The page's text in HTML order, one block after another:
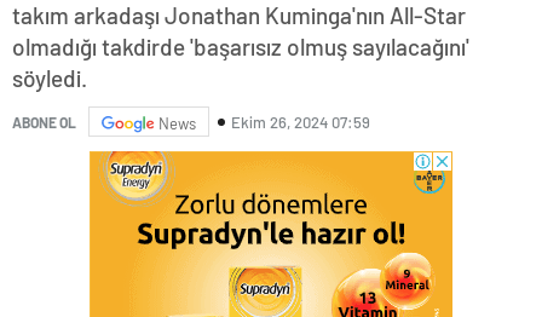
takım arkadaşı Jonathan Kuminga'nın All-Star
olmadığı takdirde 'başarısız olmuş sayılacağını'
söyledi.
ABONE OL News Ekim 26, 2024 07:59